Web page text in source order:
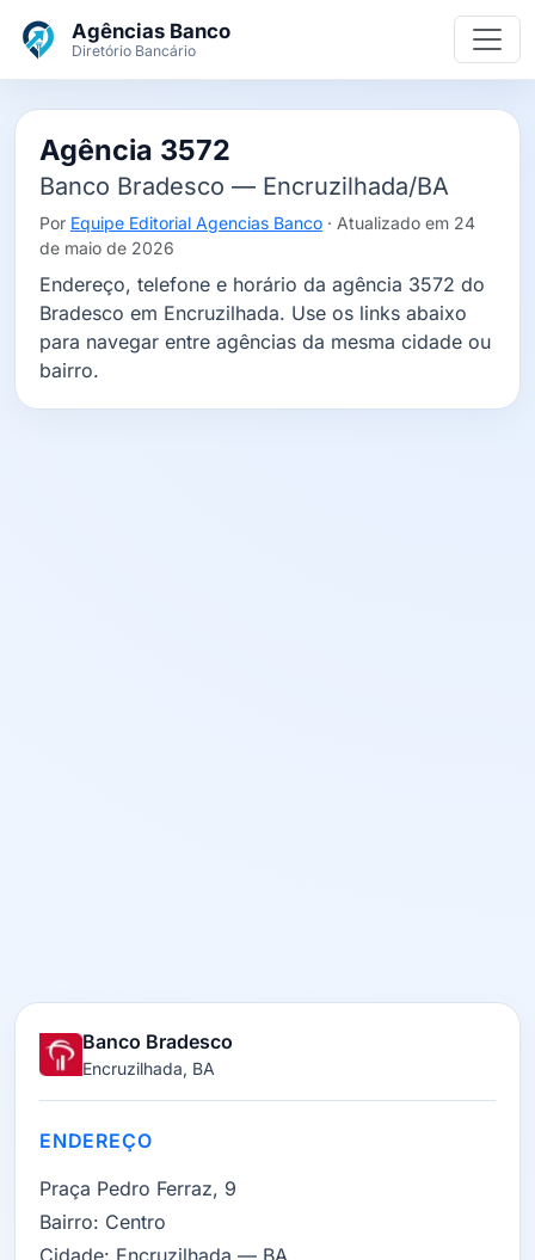
Agências Banco
Diretório Bancário
Agência 3572
Banco Bradesco — Encruzilhada/BA
Por Equipe Editorial Agencias Banco · Atualizado em 24
de maio de 2026
Endereço, telefone e horário da agência 3572 do
Bradesco em Encruzilhada. Use os links abaixo
para navegar entre agências da mesma cidade ou
bairro.
Banco Bradesco
Encruzilhada, BA
ENDEREÇO
Praça Pedro Ferraz, 9
Bairro: Centro
Cidade: Encruzilhada — BA